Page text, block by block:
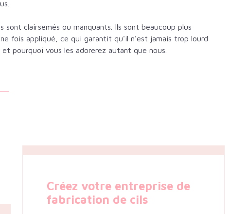
clairsemés ou manquants. Ils sont beaucoup plus
fois appliqué, ce qui garantit qu'il n'est jamais trop lourd
pourquoi vous les adorerez autant que nous.
Créez votre entreprise de
fabrication de cils